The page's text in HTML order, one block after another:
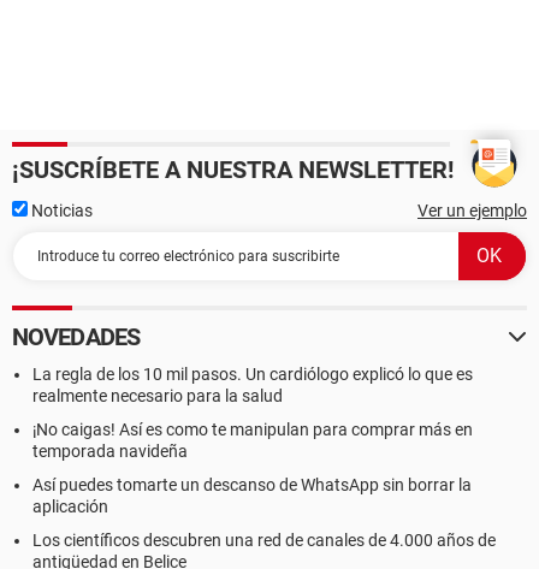
¡SUSCRÍBETE A NUESTRA NEWSLETTER!
Noticias Ver un ejemplo
NOVEDADES
La regla de los 10 mil pasos. Un cardiólogo explicó lo que es
realmente necesario para la salud
¡No caigas! Así es como te manipulan para comprar más en
temporada navideña
Así puedes tomarte un descanso de WhatsApp sin borrar la
aplicación
Los científicos descubren una red de canales de 4.000 años de
antigüedad en Belice